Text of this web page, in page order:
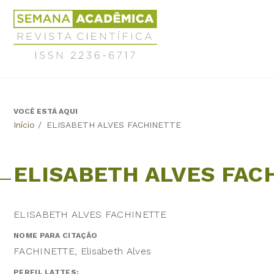
Jump
navigation
Revista
Científica
Semana
Acadêmica
6717
BackVOCÊ ESTÁ AQUI
Início / ELISABETH ALVES FACHINETTE
ELISABETH ALVES
ELISABETH ALVES FACHINETTE
NOME PARA CITAÇÃO
FACHINETTE, Elisabeth Alves
PERFIL LATTES: